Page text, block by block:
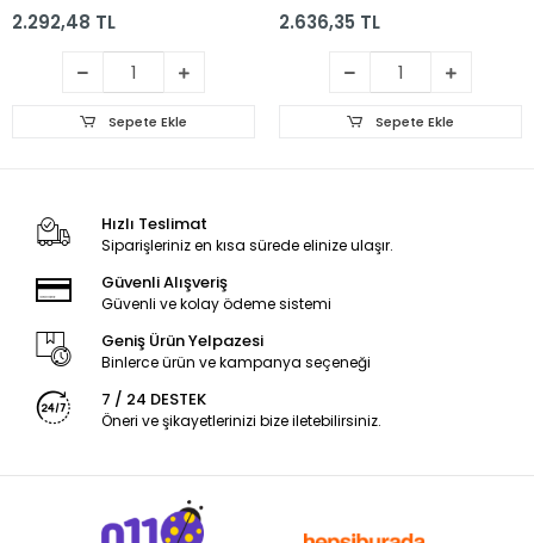
2.292,48 TL
Sepete Ekle
2.636,35 TL
Sepete Ekle
Hızlı Teslimat
Siparişleriniz en kısa sürede elinize ulaşır.
Güvenli Alışveriş
Güvenli ve kolay ödeme sistemi
Geniş Ürün Yelpazesi
Binlerce ürün ve kampanya seçeneği
7 / 24 DESTEK
Öneri ve şikayetlerinizi bize iletebilirsiniz.